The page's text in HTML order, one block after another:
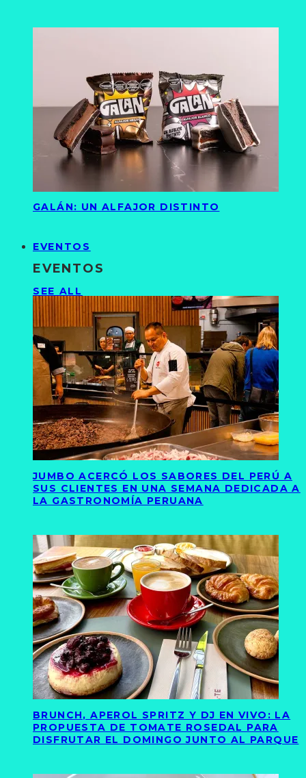
GALÁN: UN ALFAJOR DISTINTO
EVENTOS
EVENTOS
SEE ALL
JUMBO ACERCÓ LOS SABORES DEL PERÚ A
SUS CLIENTES EN UNA SEMANA DEDICADA A
LA GASTRONOMÍA PERUANA
BRUNCH, APEROL SPRITZ Y DJ EN VIVO: LA
PROPUESTA DE TOMATE ROSEDAL PARA
DISFRUTAR EL DOMINGO JUNTO AL PARQUE